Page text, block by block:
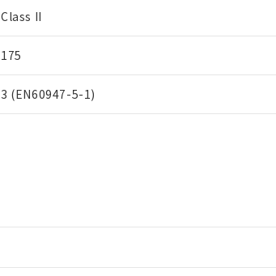
Class II
175
3 (EN60947-5-1)